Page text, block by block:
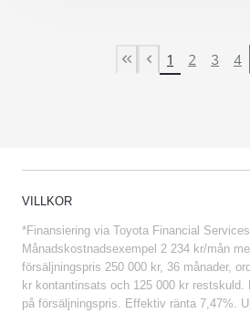
First Page
Previous page
1 2 3 4
VILLKOR
*Finansiering via Toyota Financial
Månadskostnadsexempel 2 234 kr/mån
försäljningspris 250 000 kr, 36 månader,
kr kontantinsats och 125 000 kr restskuld.
på försäljningspris. Effektiv ränta 7,47%.